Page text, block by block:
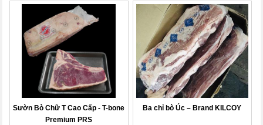
Sườn Bò Chữ T Cao Cấp - T-bone
Premium PRS
Ba chỉ bò Úc – Brand KILCOY